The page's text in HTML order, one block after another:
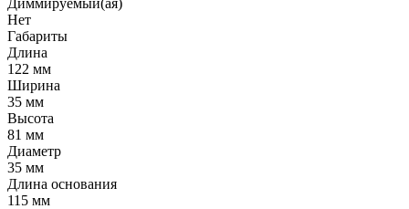
Нет
Габариты
Длина
122 мм
Ширина
35 мм
Высота
81 мм
Диаметр
35 мм
Длина основания
115 мм